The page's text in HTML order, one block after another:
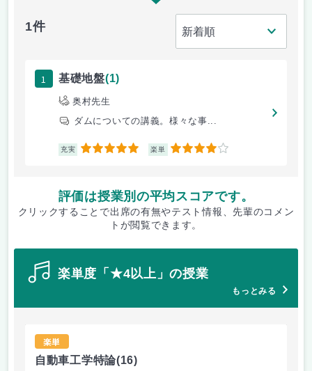
1件
1 基礎地盤(1)
奥村先生
ダムについての講義。様々な事...
充実 5 楽単 4
評価は授業別の平均スコアです。
クリックすることで出席の有無やテスト情報、先輩のコメン
トが閲覧できます。
楽単度「★4以上」の授業
もっとみる
楽単
自動車工学特論(16)